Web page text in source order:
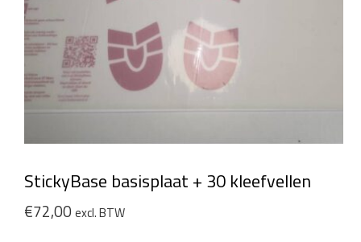
StickyBase basisplaat + 30 kleefvellen
€72,00 excl. BTW